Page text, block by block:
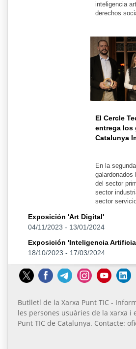
inteligencia
derechos
El Cercle
entrega los
Catalunya
En la
galardonados
del sector
sector
sector
Exposición 'Art Digital'
04/11/2023 - 13/01/2024
Exposición 'Inteligencia
18/10/2023 - 17/03/2024
Butlletí de la Xarxa Punt TIC -
les persones usuàries de la xarxa
Punt TIC de Catalunya. Contacte: